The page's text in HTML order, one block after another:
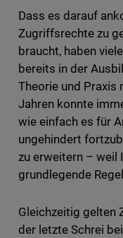
Dass es darauf
Zugriffsrechte zu
braucht, haben
bereits in der
Theorie und Praxis
Jahren konnte
wie einfach es für
ungehindert
zu erweitern – weil
grundlegende
Gleichzeitig gelten
der letzte Schrei